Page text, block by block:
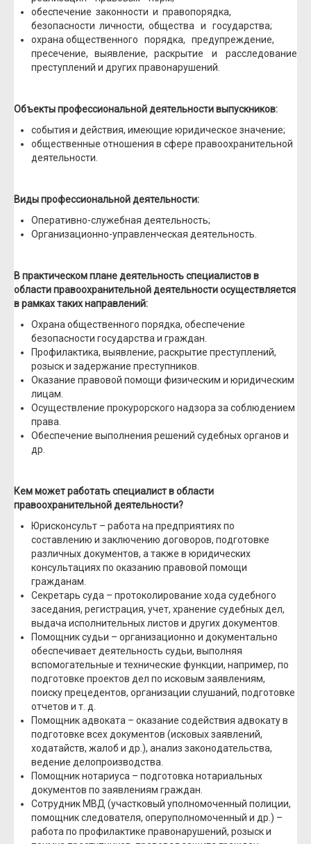
обеспечение законности и правопорядка,
безопасности личности, общества и государства;
охрана общественного порядка, предупреждение,
пресечение, выявление, раскрытие и расследование
преступлений и других правонарушений.
Объекты профессиональной деятельности выпускников:
события и действия, имеющие юридическое значение;
общественные отношения в сфере правоохранительной
деятельности.
Виды профессиональной деятельности:
Оперативно-служебная деятельность;
Организационно-управленческая деятельность.
В практическом плане деятельность специалистов в
области правоохранительной деятельности осуществляется
в рамках таких направлений:
Охрана общественного порядка, обеспечение
безопасности государства и граждан.
Профилактика, выявление, раскрытие преступлений,
розыск и задержание преступников.
Оказание правовой помощи физическим и юридическим
лицам.
Осуществление прокурорского надзора за соблюдением
права.
Обеспечение выполнения решений судебных органов и
др.
Кем может работать специалист в области
правоохранительной деятельности?
Юрисконсульт – работа на предприятиях по
составлению и заключению договоров, подготовке
различных документов, а также в юридических
консультациях по оказанию правовой помощи
гражданам.
Секретарь суда – протоколирование хода судебного
заседания, регистрация, учет, хранение судебных дел,
выдача исполнительных листов и других документов.
Помощник судьи – организационно и документально
обеспечивает деятельность судьи, выполняя
вспомогательные и технические функции, например, по
подготовке проектов дел по исковым заявлениям,
поиску прецедентов, организации слушаний, подготовке
отчетов и т. д.
Помощник адвоката – оказание содействия адвокату в
подготовке всех документов (исковых заявлений,
ходатайств, жалоб и др.), анализ законодательства,
ведение делопроизводства.
Помощник нотариуса – подготовка нотариальных
документов по заявлениям граждан.
Сотрудник МВД (участковый уполномоченный полиции,
помощник следователя, оперуполномоченный и др.) –
работа по профилактике правонарушений, розыск и